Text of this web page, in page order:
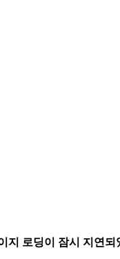
지 로딩이 잠시 지연